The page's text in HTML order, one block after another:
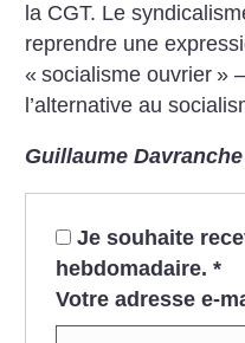
la CGT. Le
reprendre une
« socialisme ouvrier »
l’alternative au
Guillaume
Je souhaite
hebdomadaire. *
Votre adresse e-